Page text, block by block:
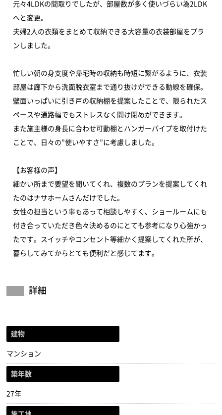
元々4LDKの間取りでしたが、部屋数が多く使いづらい為2LDK
へと変更。
夫婦2人の衣類をまとめて収納できる大容量の衣装部屋をプラ
ンしました。
忙しい朝の身支度や帰宅時の収納も時短に繋がるように、衣装
部屋は廊下から洗面脱衣室まで通り抜けができる動線を確保。
壁面いっぱいに引き戸の収納棚を提案したことで、限られたス
ペースや通路幅でもストレスなく開け閉めができます。
また施主様の身長に合わせ可動棚とハンガーパイプを取付けた
ことで、日々の”使いやすさ”に考慮しました。
【お客様の声】
細かい所まで要望を聞いてくれ、複数のプランを提案してくれ
たのはナサホームさんだけでした。
女性の担当という事もあって相談しやすく、ショールームにも
付き合っていただき色々決めるのにとても参考になり心強かっ
たです。スイッチやコンセント等細かく提案してくれた所が、
暮らしてみてからとても便利だと感じてます。
詳細
建物
マンション
築年数
27年